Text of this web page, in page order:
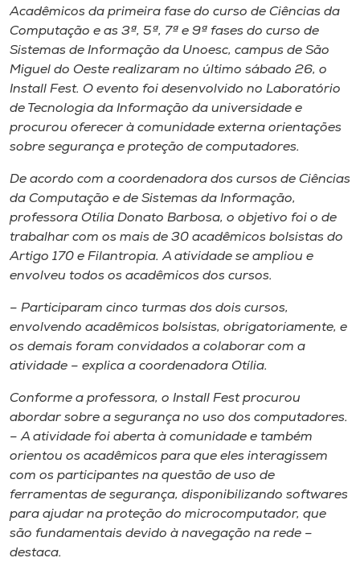
CPA
Biblioteca
Editora
Rádio
Museu
Store
o idioma
Acadêmicos da primeira fase do curso de Ciências da
Computação e as 3ª, 5ª, 7ª e 9ª fases do curso de
Sistemas de Informação da Unoesc, campus de São
Miguel do Oeste realizaram no último sábado 26, o
Install Fest. O evento foi desenvolvido no Laboratório
de Tecnologia da Informação da universidade e
procurou oferecer à comunidade externa orientações
sobre segurança e proteção de computadores.
De acordo com a coordenadora dos cursos de Ciências
da Computação e de Sistemas da Informação,
professora Otília Donato Barbosa, o objetivo foi o de
trabalhar com os mais de 30 acadêmicos bolsistas do
Artigo 170 e Filantropia. A atividade se ampliou e
envolveu todos os acadêmicos dos cursos.
– Participaram cinco turmas dos dois cursos,
envolvendo acadêmicos bolsistas, obrigatoriamente, e
os demais foram convidados a colaborar com a
atividade – explica a coordenadora Otília.
Conforme a professora, o Install Fest procurou
abordar sobre a segurança no uso dos computadores.
– A atividade foi aberta à comunidade e também
orientou os acadêmicos para que eles interagissem
com os participantes na questão de uso de
ferramentas de segurança, disponibilizando softwares
para ajudar na proteção do microcomputador, que
são fundamentais devido à navegação na rede –
destaca.